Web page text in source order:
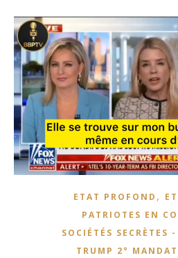
ETAT PROFOND ,
PATRIOTES EN
SOCIÉTÉS SECRÈTES
TRUMP 2° MANDAT